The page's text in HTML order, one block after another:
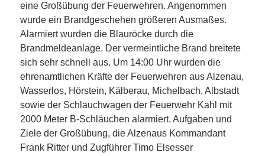
eine Großübung der Feuerwehren. Angenommen
wurde ein Brandgeschehen größeren Ausmaßes.
Alarmiert wurden die Blauröcke durch die
Brandmeldeanlage. Der vermeintliche Brand breitete
sich sehr schnell aus. Um 14:00 Uhr wurden die
ehrenamtlichen Kräfte der Feuerwehren aus Alzenau,
Wasserlos, Hörstein, Kälberau, Michelbach, Albstadt
sowie der Schlauchwagen der Feuerwehr Kahl mit
2000 Meter B-Schläuchen alarmiert. Aufgaben und
Ziele der Großübung, die Alzenaus Kommandant
Frank Ritter und Zugführer Timo Elsesser